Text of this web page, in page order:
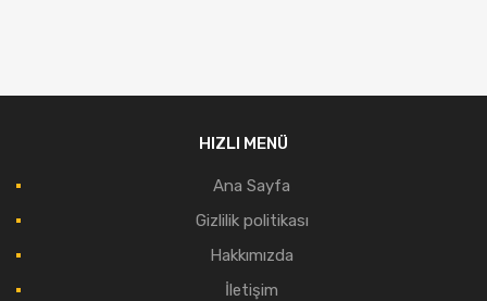
HIZLI MENÜ
Ana Sayfa
Gizlilik politikası
Hakkımızda
İletişim